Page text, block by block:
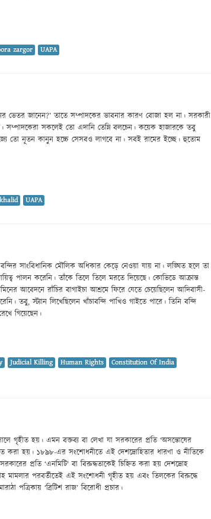
zargor UAPA
ভেতর জানেন?’ তাতে সম্পাদকের ভাবনার কারণ বোজা হল না। সরকারী
সম্পাদকেরা সকলেই তো এদানি তেম্নি বলচেন। কয়েক হাজারকে তবু
তো নূতন কানুন হচ্চে সেসবও লাগবে না। সবই রামের ইচ্ছে। হুতোম
UAPA
সাংবিধানিক মৌলিক অধিকার কেড়ে নেওয়া যায় না। লঙ্ঘিত হলে তা
পালন করেনি। তাঁকে তিলে তিলে মরতে দিয়েছে। কোভিডে আক্রান্ত
আবেদনে রাঁচির বাগাইচা আশ্রমে ফিরে যেতে চেয়েছিলেন আদিবাসী-
তবু, স্ট্যান লিখেছিলেন খাঁচাবন্দি পাখিও গাইতে পারে। তিনি বন্দি
গিয়েছেন।
Judicial Killing Human Rights
Constitution Of India
গৃহীত হয়। এমন বক্তব্য বা লেখা যা সরকারের প্রতি ‘অসন্তোষের
করা হয়। ১৮৯৮-এর সংশোধনীতে এই দেশদ্রোহিতার ধারণা ও নীতিকে
প্রতি ‘এনমিটি' বা বিরুদ্ধতাকেই চিহ্নিত করা হয় দেশদ্রোহ
মামলার পরবর্তীতেই এই সংশোধনী গৃহীত হয় এবং তিলকের বিরুদ্ধে
পত্রিকায় ‘ব্রিটিশ রাজ’ বিরোধী প্রচার।